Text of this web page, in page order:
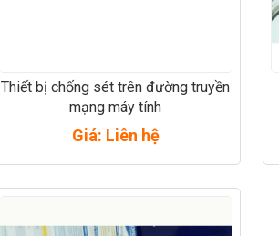
Thiết bị chống sét trên đường truyền
mạng máy tính
Giá: Liên hệ